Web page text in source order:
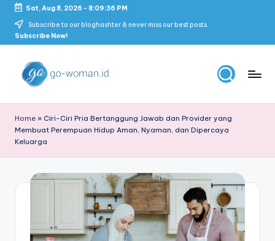
Skip
Sat, Aug 8, 2026 - 8:09:36 PM
Subscribe to our bloghashter & never miss our best posts.
Subscribe Now!
o
-
W
o
Wanita
Home » Ciri-Ciri Pria Bertanggung Jawab dan Provider yang
Membuat Perempuan Hidup Aman, Nyaman, dan Dipercaya
Keluarga